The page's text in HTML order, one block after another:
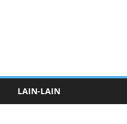
LAIN-LAIN